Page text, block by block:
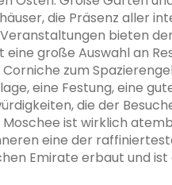
die Präsenz aller
bieten
große Auswahl an
zum
eine Festung, eine
die der
Moschee ist wirklich
eine der
Emirate erbaut und